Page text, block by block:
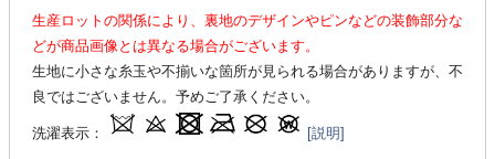
生産ロットの関係により、裏地のデザインやピンなどの装飾部分な
どが商品画像とは異なる場合がございます。
生地に小さな糸玉や不揃いな箇所が見られる場合がありますが、不
良ではございません。予めご了承ください。
洗濯表示： [説明]